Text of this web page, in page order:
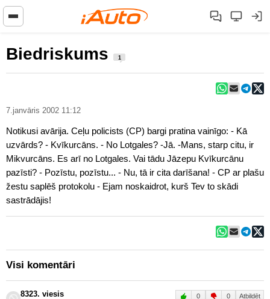
Biedriskums 1
7.janvāris 2002 11:12
Notikusi avārija. Ceļu policists (CP) bargi pratina vainīgo: - Kā
uzvārds? - Kvīkurcāns. - No Lotgales? -Jā. -Mans, starp citu, ir
Mikvurcāns. Es arī no Lotgales. Vai tādu Jāzepu Kvīkurcānu
pazīsti? - Pozīstu, pozīstu... - Nu, tā ir cita darīšana! - CP ar plašu
žestu saplēš protokolu - Ejam noskaidrot, kurš Tev to skādi
sastrādājis!
Visi komentāri
8323. viesis 0 0 Atbildēt